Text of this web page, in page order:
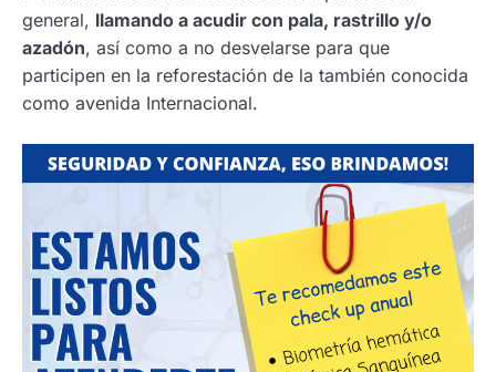
general, llamando a acudir con pala, rastrillo y/o
azadón, así como a no desvelarse para que
participen en la reforestación de la también conocida
como avenida Internacional.